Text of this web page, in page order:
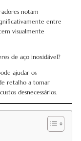
notam
entre
visualmente
de aço inoxidável?
ajudar os
retalho a tomar
desnecessários.